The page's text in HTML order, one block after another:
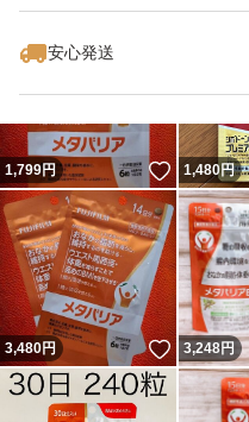
安心発送
1,799円 いいね！
1,480円
3,480円 いいね！
3,248円